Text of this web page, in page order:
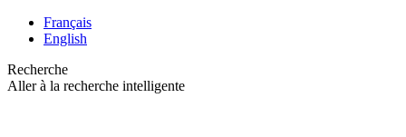
Français
English
Recherche
Aller à la recherche intelligente